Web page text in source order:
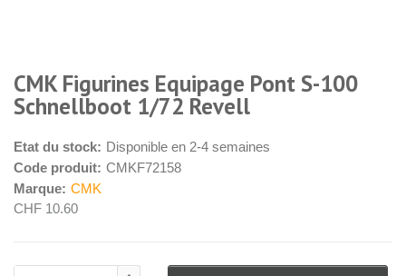
CMK Figurines Equipage Pont S-100
Schnellboot 1/72 Revell
Etat du stock: Disponible en 2-4 semaines
Code produit: CMKF72158
Marque: CMK
CHF 10.60